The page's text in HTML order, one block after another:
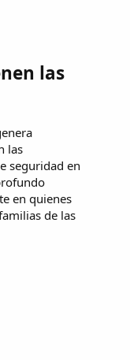
las
las
seguridad en
en quienes
de las